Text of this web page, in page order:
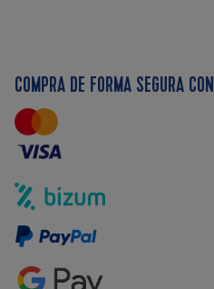
COMPRA DE FORMA SEGURA CON